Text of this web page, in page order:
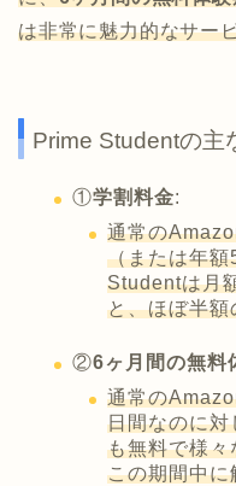
は非常に魅力的なサー
Prime Studentの主
①学割料金:
通常の
（または年
Studentは月
と、ほぼ半額
②6ヶ月間の無料
通常の
日間なのに
も無料で様々
この期間中に